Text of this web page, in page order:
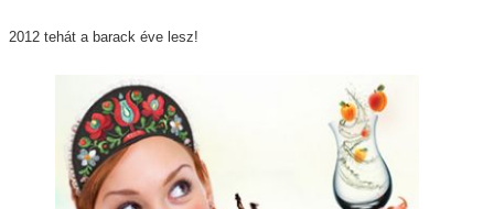
2012 tehát a barack éve lesz!